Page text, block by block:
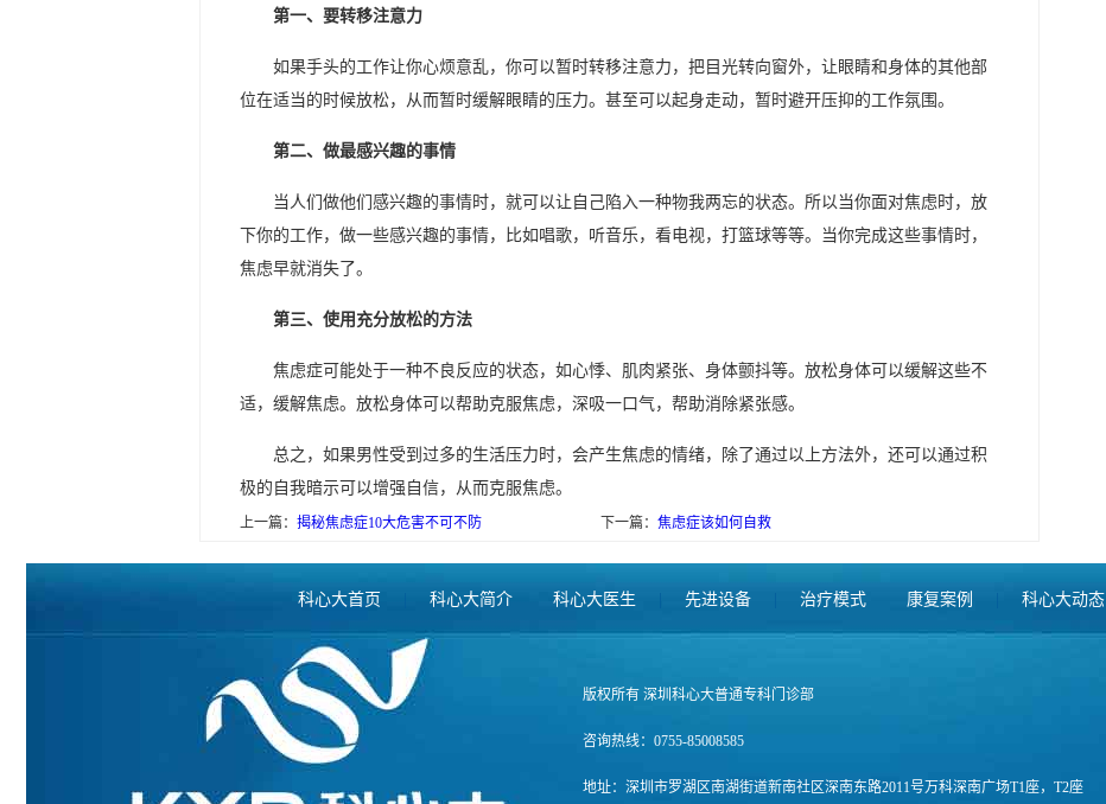
第一、要转移注意力
如果手头的工作让你心烦意乱，你可以暂时转移注意力，把目光转向窗外，让眼睛和身体的其他部
位在适当的时候放松，从而暂时缓解眼睛的压力。甚至可以起身走动，暂时避开压抑的工作氛围。
第二、做最感兴趣的事情
当人们做他们感兴趣的事情时，就可以让自己陷入一种物我两忘的状态。所以当你面对焦虑时，放
下你的工作，做一些感兴趣的事情，比如唱歌，听音乐，看电视，打篮球等等。当你完成这些事情时，
焦虑早就消失了。
第三、使用充分放松的方法
焦虑症可能处于一种不良反应的状态，如心悸、肌肉紧张、身体颤抖等。放松身体可以缓解这些不
适，缓解焦虑。放松身体可以帮助克服焦虑，深吸一口气，帮助消除紧张感。
总之，如果男性受到过多的生活压力时，会产生焦虑的情绪，除了通过以上方法外，还可以通过积
极的自我暗示可以增强自信，从而克服焦虑。
上一篇： 揭秘焦虑症10大危害不可不防 下一篇： 焦虑症该如何自救
科心大首页 科心大简介 科心大医生 先进设备 治疗模式 康复案例 科心大动态
版权所有 深圳科心大普通专科门诊部
咨询热线：0755-85008585
地址：深圳市罗湖区南湖街道新南社区深南东路2011号万科深南广场T1座，T2座